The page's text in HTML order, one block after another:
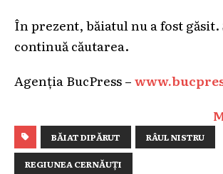
În prezent, băiatul nu a fost
continuă căutarea.
Agenția BucPress –
BĂIAT DIPĂRUT RÂUL NISTRU
REGIUNEA CERNĂUȚI